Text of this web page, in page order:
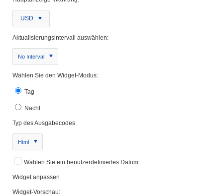
USD
Aktualisierungsintervall auswählen:
No Interval
Wählen Sie den Widget-Modus:
Tag
Nacht
Typ des Ausgabecodes:
Html
Wählen Sie ein benutzerdefiniertes Datum
Widget anpassen
Widget-Vorschau: